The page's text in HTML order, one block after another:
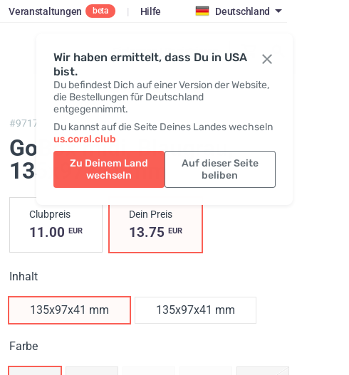
Wir haben ermittelt, dass Du in USA
bist.
Du befindest Dich auf einer Version der Website,
die Bestellungen für Deutschland
entgegennimmt.
Du kannst auf die Seite Deines Landes wechseln
us.coral.club
Zu Deinem Land
wechseln
Auf dieser Seite
beliben
Veranstaltungen beta | Hilfe Deutschland
Einloggen / Registrieren
#97178, GoBox midi
GoBox midi, Blaugrau,
135x97x41 mm
Clubpreis
11.00 EUR
Dein Preis
13.75 EUR
Inhalt
135x97x41 mm 135х97х41 mm
Farbe